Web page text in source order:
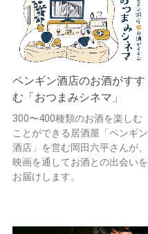
ペンギン酒店のお酒がすす
む「おつまみシネマ」
300〜400種類のお酒を楽しむ
ことができる居酒屋「ペンギン
酒店」を営む岡田六平さんが、
映画を通してお酒との出会いを
お届けします。